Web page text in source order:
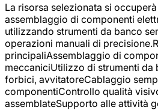
La risorsa selezionata si
assemblaggio di componenti
utilizzando strumenti da banco
operazioni manuali di
principaliAssemblaggio di
meccaniciUtilizzo di strumenti da
forbici, avvitatoreCablaggio
componentiControllo qualità
assemblateSupporto alle attività